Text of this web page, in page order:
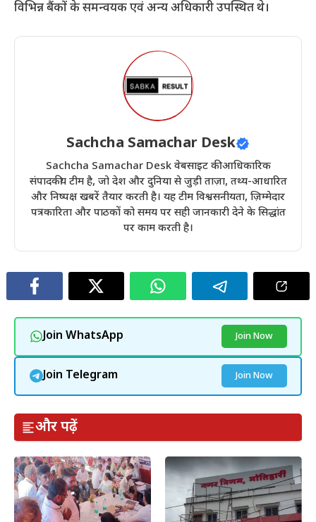
विभिन्न बैंकों के समन्वयक एवं अन्य अधिकारी उपस्थित थे।
Sachcha Samachar Desk
Sachcha Samachar Desk वेबसाइट की आधिकारिक
संपादकीय टीम है, जो देश और दुनिया से जुड़ी ताज़ा, तथ्य-आधारित
और निष्पक्ष खबरें तैयार करती है। यह टीम विश्वसनीयता, ज़िम्मेदार
पत्रकारिता और पाठकों को समय पर सही जानकारी देने के सिद्धांत
पर काम करती है।
Join WhatsApp Join Now
Join Telegram Join Now
और पढ़ें